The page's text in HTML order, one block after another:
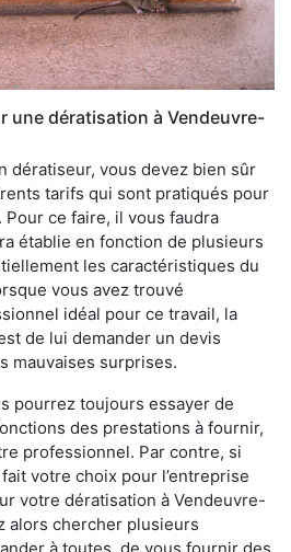
une dératisation à Vendeuvre-
dératiseur, vous devez bien sûr
tarifs qui sont pratiqués pour
Pour ce faire, il vous faudra
établie en fonction de plusieurs
les caractéristiques du
vous avez trouvé
idéal pour ce travail, la
de lui demander un devis
mauvaises surprises.
pourrez toujours essayer de
des prestations à fournir,
professionnel. Par contre, si
votre choix pour l’entreprise
votre dératisation à Vendeuvre-
alors chercher plusieurs